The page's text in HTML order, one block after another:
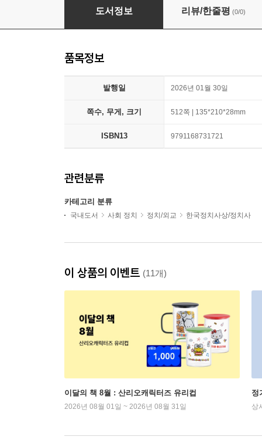
공통된 것 없는 공동체
도서정보 리뷰/한줄평 (0/0)
품목정보
발행일 2026년 01월 30일
쪽수, 무게, 크기 512쪽 | 135*210*28mm
ISBN13 9791168731721
관련분류
카테고리 분류
국내도서 사회 정치 정치/외교 한국정치사상/정치사
이 상품의 이벤트 (11개)
이달의 책 8월 : 산리오캐릭터즈 유리컵
2026년 08월 01일 ~ 2026년 08월 31일
정
상